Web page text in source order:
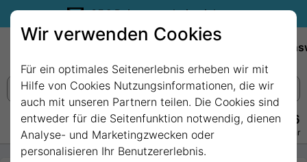
35€ Reisegutschein sichern.
+49 228 3875 7256
Persönlich · Kostenlos · Täglich 08–22 Uhr
Wir verwenden Cookies
Für ein optimales Seitenerlebnis erheben wir mit
Hilfe von Cookies Nutzungsinformationen, die wir
auch mit unseren Partnern teilen. Die Cookies sind
entweder für die Seitenfunktion notwendig, dienen
Analyse- und Marketingzwecken oder
personalisieren Ihr Benutzererlebnis.